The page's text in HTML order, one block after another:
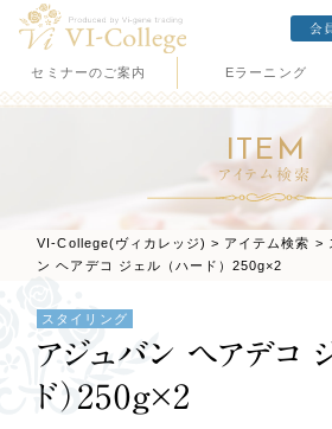
会
セミナーのご案内 Eラーニング
ITEM
アイテム検索
VI-College(ヴィカレッジ) > アイテム検索 >
ン ヘアデコ ジェル（ハード）250g×2
スタイリング
アジュバン ヘアデコ
ド）250g×2